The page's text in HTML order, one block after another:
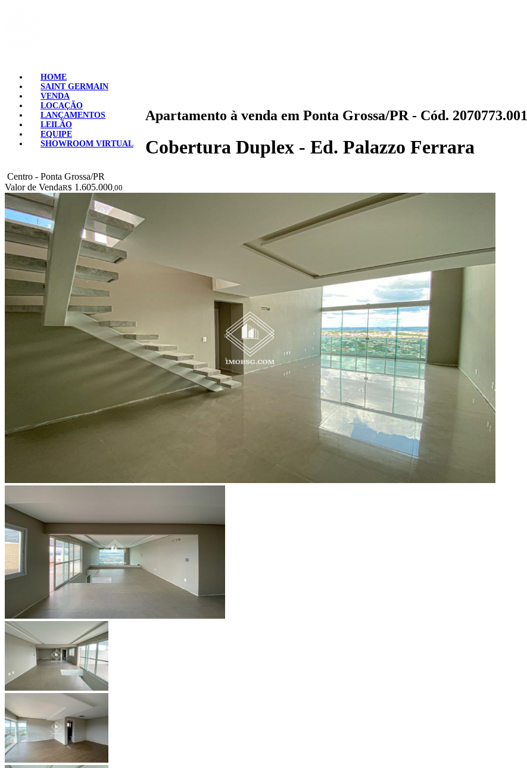
HOME
SAINT GERMAIN
VENDA
LOCAÇÃO
LANÇAMENTOS
LEILÃO
EQUIPE
SHOWROOM VIRTUAL
Apartamento à venda em Ponta Grossa/PR - Cód. 2070773.001
Cobertura Duplex - Ed. Palazzo Ferrara
Centro - Ponta Grossa/PR
Valor de VendaR$ 1.605.000 ,00